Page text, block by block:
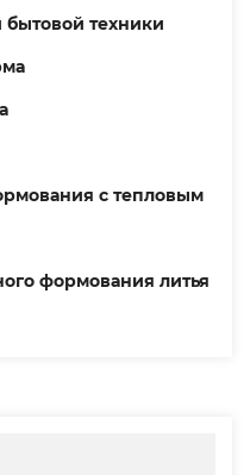
техники
с тепловым
формования литья